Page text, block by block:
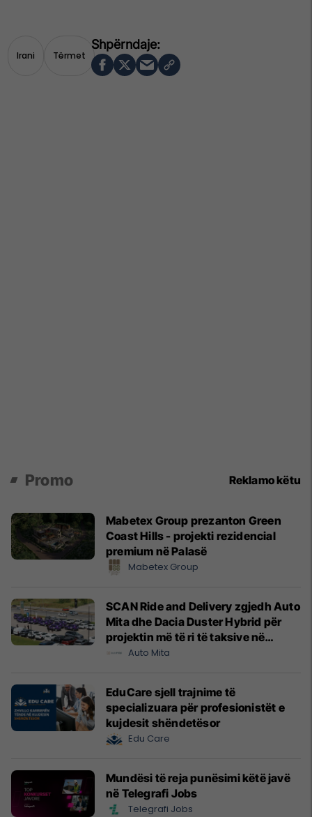
Irani Tërmet
Promo Reklamo këtu
Mabetex Group prezanton Green
Coast Hills - projekti rezidencial
premium në Palasë
Mabetex Group
SCAN Ride and Delivery zgjedh Auto
Mita dhe Dacia Duster Hybrid për
projektin më të ri të taksive në
Prishtinë
Auto Mita
EduCare sjell trajnime të
specializuara për profesionistët e
kujdesit shëndetësor
Edu Care
Mundësi të reja punësimi këtë javë
në Telegrafi Jobs
Telegrafi Jobs